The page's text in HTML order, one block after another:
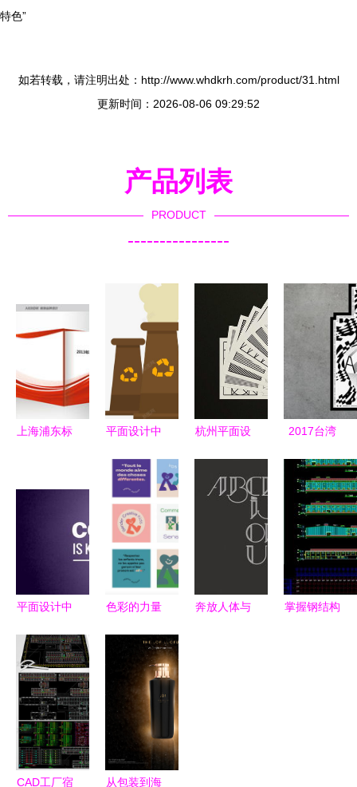
特色”
如若转载，请注明出处：http://www.whdkrh.com/product/31.html
更新时间：2026-08-06 09:29:52
产品列表
PRODUCT
----------------
上海浦东标
浦东网页设
上海浦东画
海浦东产品
摄影 上海
浦东样本设
计 太仓标
志设计 太
仓平面设计
平面设计中
咖啡色污染
工厂主题素
材解读
杭州平面设
面构成应用
欣赏
2017台湾
计奖 B类非
特定主题获
奖作品揭晓
平面设计中
诗级别的技
巧
色彩的力量
牌VI设计的
视觉语言探
奔放人体与
掌握钢结构
CAD工厂宿 从包装到海